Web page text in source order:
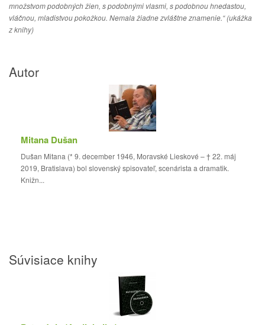
množstvom podobných žien, s podobnými vlasmi, s podobnou hnedastou,
vláčnou, mladistvou pokožkou. Nemala žiadne zvláštne znamenie.“(ukážka
z knihy)
Autor
Mitana Dušan
Dušan Mitana (* 9. december 1946, Moravské Lieskové – † 22. máj
2019, Bratislava) bol slovenský spisovateľ, scenárista a dramatik.
Knižn...
Súvisiace knihy